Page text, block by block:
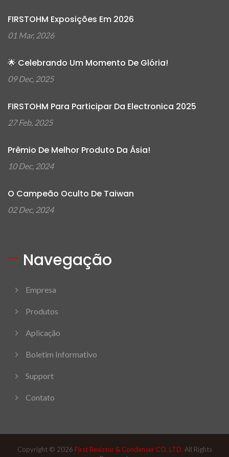
FIRSTOHM Exposições Em 2026
01 Mar, 2026
🌟 Celebrando Um Momento De Glória!
09 Dec, 2025
FIRSTOHM Para Participar Da Electronica 2025
27 Feb, 2025
Prêmio De Melhor Produto Da Ásia!
10 Dec, 2024
O Campeão Oculto De Taiwan
02 Dec, 2024
Navegação
Empresa
Produtos
Aplicação
Boletim Informativo
Support
Contato
Copyright © 2026 First Resistor & Condenser CO. LTD. All Rights